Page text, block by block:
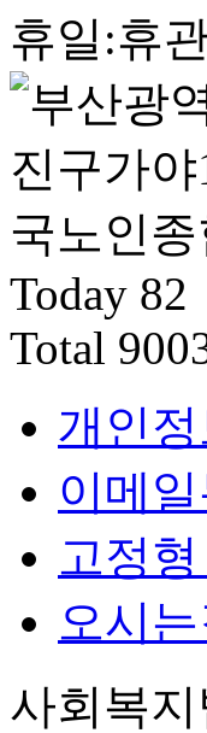
휴일:휴
Today 82
Total
개인
이메
고정
오시는
사회복